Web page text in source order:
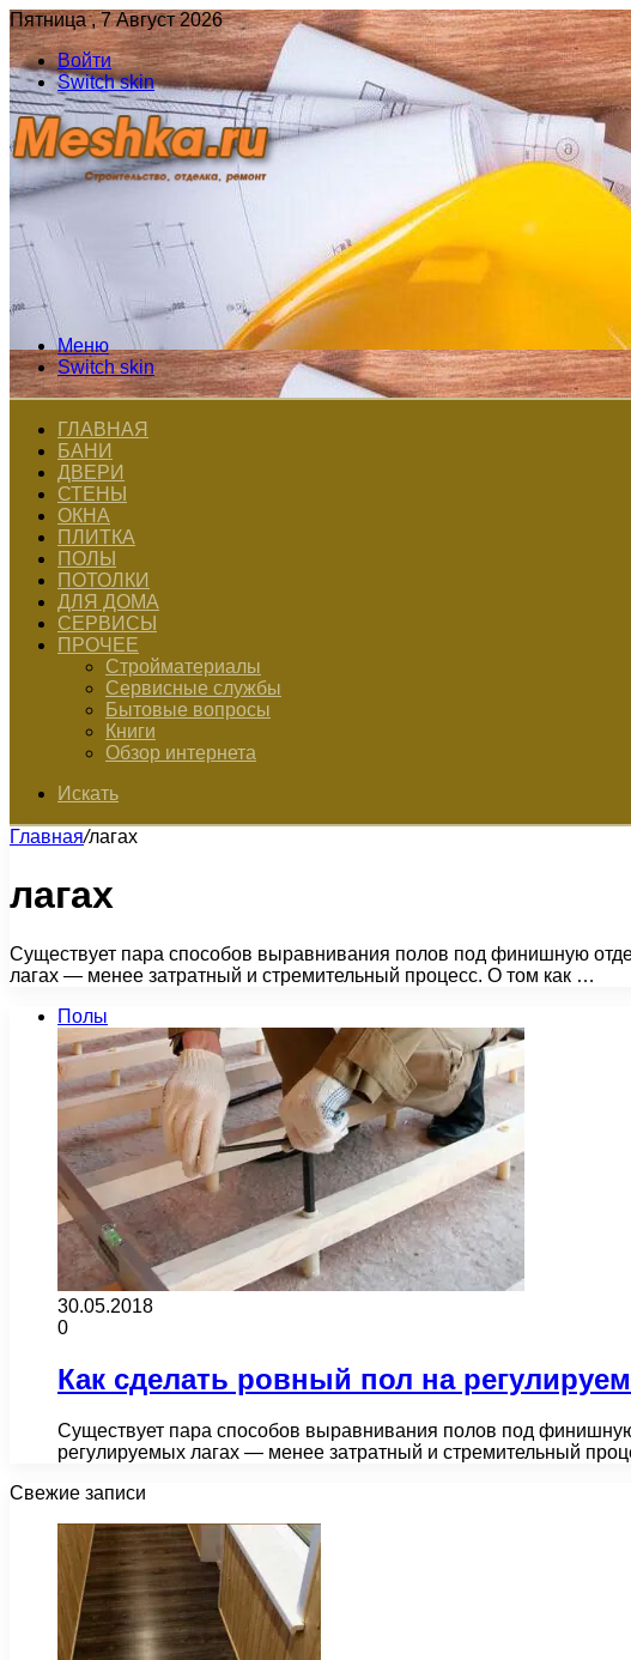
Пятница , 7 Август 2026
Войти
Switch skin
Меню
Switch skin
ГЛАВНАЯ
БАНИ
ДВЕРИ
СТЕНЫ
ОКНА
ПЛИТКА
ПОЛЫ
ПОТОЛКИ
ДЛЯ ДОМА
СЕРВИСЫ
ПРОЧЕЕ
Стройматериалы
Сервисные службы
Бытовые вопросы
Книги
Обзор интернета
Искать
Главная/лагах
лагах
Существует пара способов выравнивания полов под финишную
лагах — менее затратный и стремительный процесс. О том как …
Полы
30.05.2018
0
Как сделать ровный пол на
Существует пара способов выравнивания полов под
регулируемых лагах — менее затратный и стремительный
Свежие записи